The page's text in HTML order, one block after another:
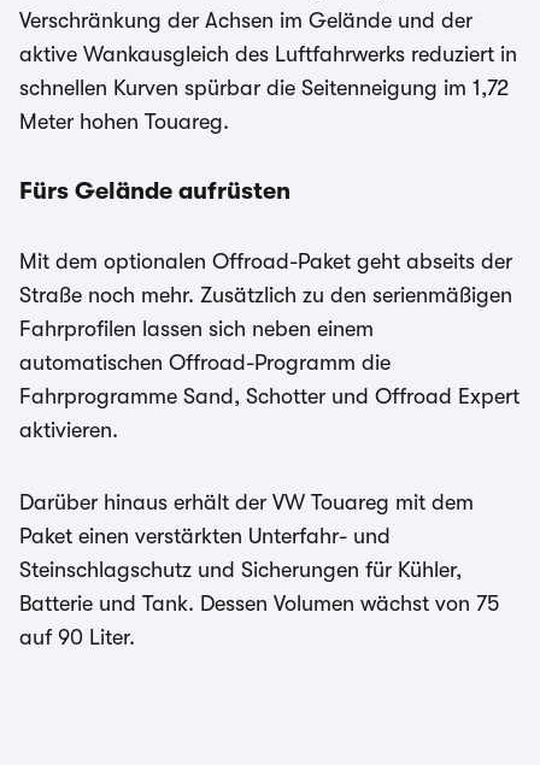
Verschränkung der Achsen im Gelände und der
aktive Wankausgleich des Luftfahrwerks reduziert in
schnellen Kurven spürbar die Seitenneigung im 1,72
Meter hohen Touareg.
Fürs Gelände aufrüsten
Mit dem optionalen Offroad-Paket geht abseits der
Straße noch mehr. Zusätzlich zu den serienmäßigen
Fahrprofilen lassen sich neben einem
automatischen Offroad-Programm die
Fahrprogramme Sand, Schotter und Offroad Expert
aktivieren.
Darüber hinaus erhält der VW Touareg mit dem
Paket einen verstärkten Unterfahr- und
Steinschlagschutz und Sicherungen für Kühler,
Batterie und Tank. Dessen Volumen wächst von 75
auf 90 Liter.